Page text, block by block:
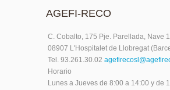
AGEFI-RECO
C. Cobalto, 175 Pje. Parellada, Nave
08907 L'Hospitalet de Llobregat
Tel. 93.261.30.02
Horario
Lunes a Jueves de 8:00 a 14:00 y de